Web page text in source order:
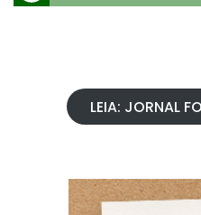
LEIA: JORNAL